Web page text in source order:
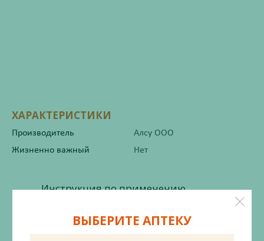
ХАРАКТЕРИСТИКИ
Производитель
Алсу ООО
Жизненно важный
Нет
Инструкция по применению
ВЫБЕРИТЕ АПТЕКУ